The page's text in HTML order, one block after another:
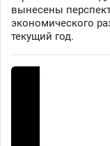
вынесены
экономического
текущий год.